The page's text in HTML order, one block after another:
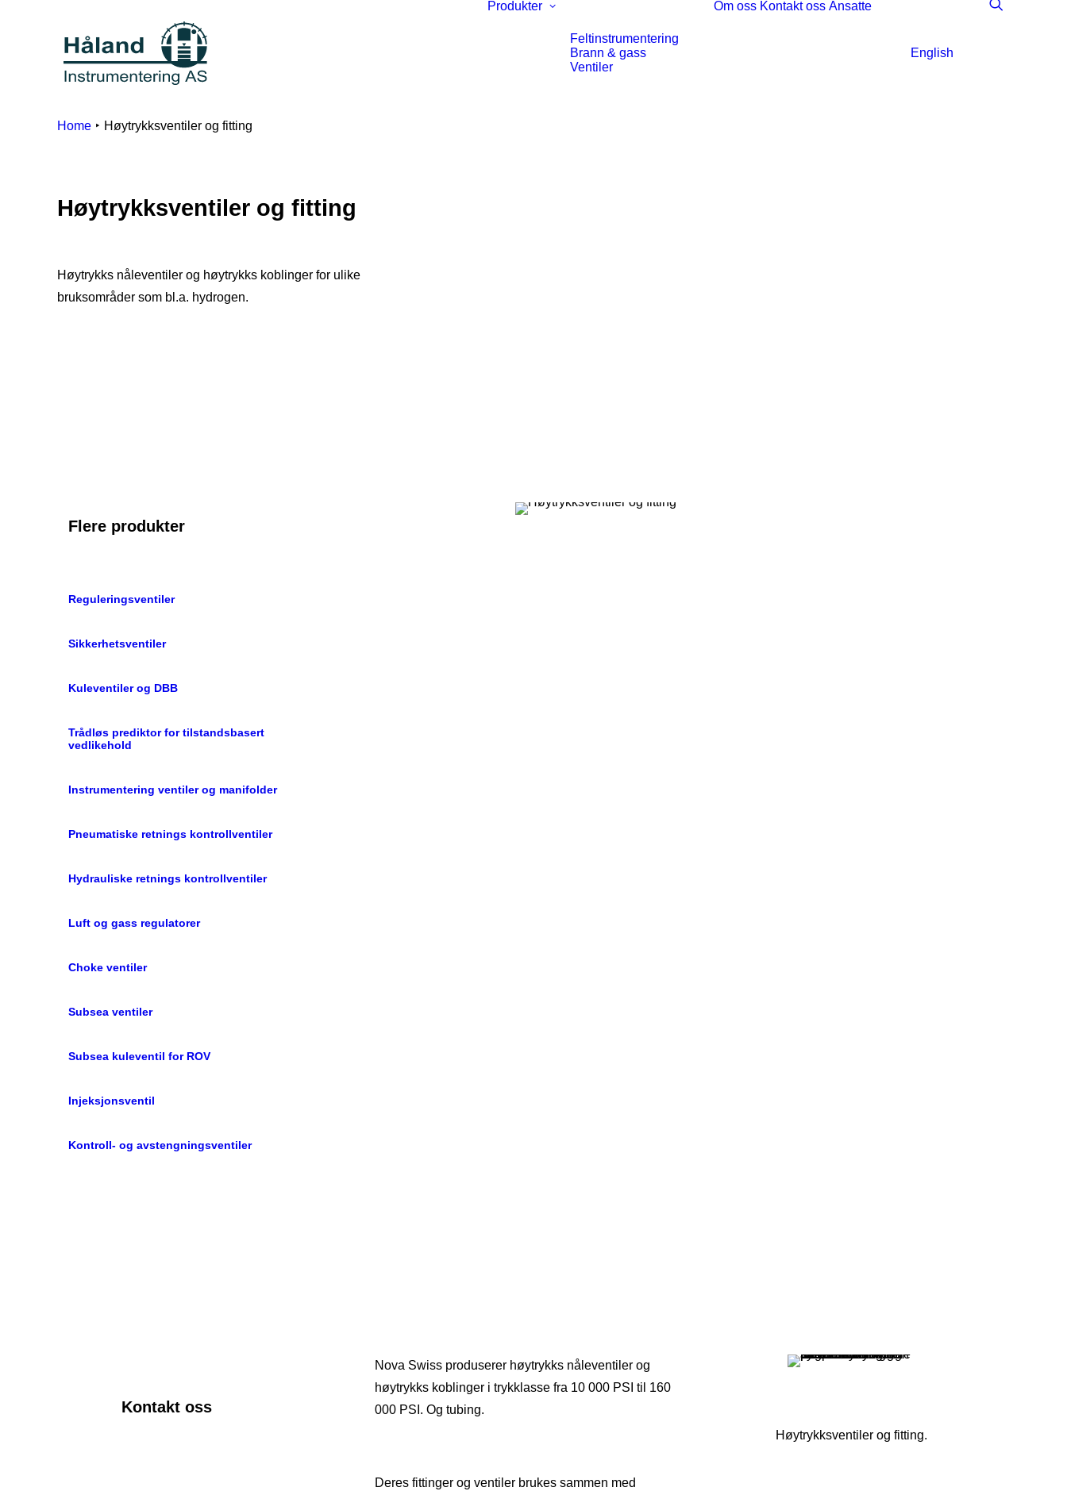
Produkter
Feltinstrumentering
Brann & gass
Ventiler
Om oss Kontakt oss Ansatte
English
Home Høytrykksventiler og fitting
Høytrykksventiler og fitting
Høytrykks nåleventiler og høytrykks koblinger for ulike
bruksområder som bl.a. hydrogen.
Flere produkter
Reguleringsventiler
Sikkerhetsventiler
Kuleventiler og DBB
Trådløs prediktor for tilstandsbasert
vedlikehold
Instrumentering ventiler og manifolder
Pneumatiske retnings kontrollventiler
Hydrauliske retnings kontrollventiler
Luft og gass regulatorer
Choke ventiler
Subsea ventiler
Subsea kuleventil for ROV
Injeksjonsventil
Kontroll- og avstengningsventiler
Kontakt oss
Nova Swiss produserer høytrykks nåleventiler og
høytrykks koblinger i trykklasse fra 10 000 PSI til 160
000 PSI. Og tubing.
Deres fittinger og ventiler brukes sammen med
Høytrykksventiler og fitting.